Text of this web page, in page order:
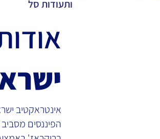
ותעודות סל
אינטראקטיב
הפיננסים מסביב